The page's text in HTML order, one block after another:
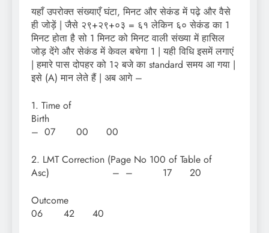
यहाँ उपरोक्त संख्याएँ घंटा, मिनट और सेकंड में पढ़े और वैसे
ही जोड़ें | जैसे २९+२९+०३ = ६१ लेकिन ६० सेकंड का 1
मिनट होता है सो 1 मिनट को मिनट वाली संख्या में हासिल
जोड़ देंगे और सेकंड में केवल बचेगा 1 | यही विधि इसमें लगाएं
| हमारे पास दोपहर को 1२ बजे का standard समय आ गया |
इसे (A) मान लेते हैं | अब आगे –
1. Time of
Birth
– 07 00 00
2. LMT Correction (Page No 100 of Table of
Asc) – – 17 20
06 42 40